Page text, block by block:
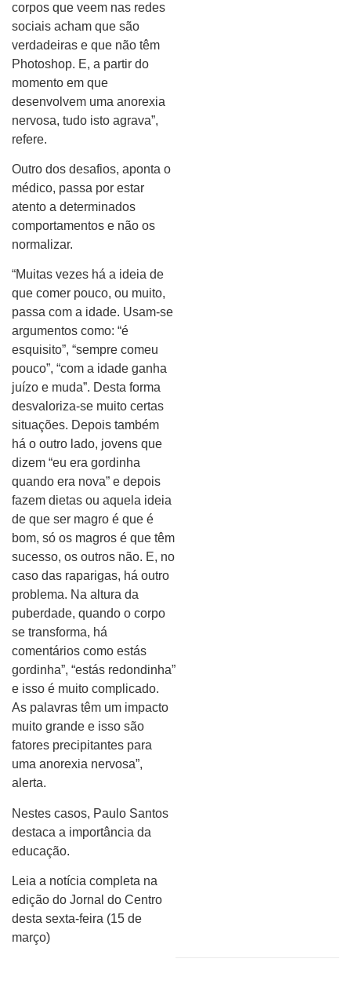
corpos que veem nas redes
sociais acham que são
verdadeiras e que não têm
Photoshop. E, a partir do
momento em que
desenvolvem uma anorexia
nervosa, tudo isto agrava”,
refere.
Outro dos desafios, aponta o
médico, passa por estar
atento a determinados
comportamentos e não os
normalizar.
“Muitas vezes há a ideia de
que comer pouco, ou muito,
passa com a idade. Usam-se
argumentos como: “é
esquisito”, “sempre comeu
pouco”, “com a idade ganha
juízo e muda”. Desta forma
desvaloriza-se muito certas
situações. Depois também
há o outro lado, jovens que
dizem “eu era gordinha
quando era nova” e depois
fazem dietas ou aquela ideia
de que ser magro é que é
bom, só os magros é que têm
sucesso, os outros não. E, no
caso das raparigas, há outro
problema. Na altura da
puberdade, quando o corpo
se transforma, há
comentários como estás
gordinha”, “estás redondinha”
e isso é muito complicado.
As palavras têm um impacto
muito grande e isso são
fatores precipitantes para
uma anorexia nervosa”,
alerta.
Nestes casos, Paulo Santos
destaca a importância da
educação.
Leia a notícia completa na
edição do Jornal do Centro
desta sexta-feira (15 de
março)